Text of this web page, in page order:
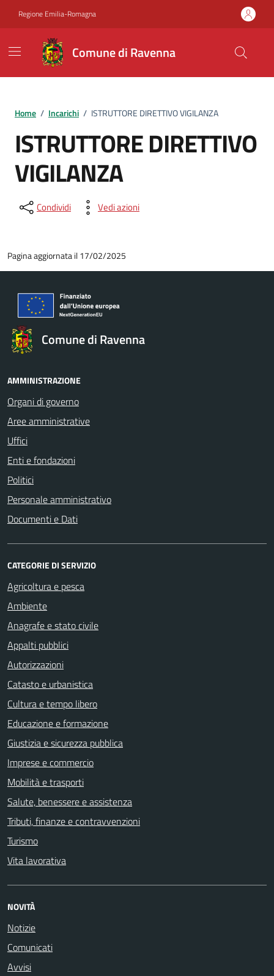
Regione Emilia-Romagna
Comune di Ravenna
Home / Incarichi / ISTRUTTORE DIRETTIVO VIGILANZA
ISTRUTTORE DIRETTIVO
VIGILANZA
Condividi Vedi azioni
Pagina aggiornata il 17/02/2025
Comune di Ravenna
AMMINISTRAZIONE
Organi di governo
Aree amministrative
Uffici
Enti e fondazioni
Politici
Personale amministrativo
Documenti e Dati
CATEGORIE DI SERVIZIO
Agricoltura e pesca
Ambiente
Anagrafe e stato civile
Appalti pubblici
Autorizzazioni
Catasto e urbanistica
Cultura e tempo libero
Educazione e formazione
Giustizia e sicurezza pubblica
Imprese e commercio
Mobilità e trasporti
Salute, benessere e assistenza
Tributi, finanze e contravvenzioni
Turismo
Vita lavorativa
NOVITÀ
Notizie
Comunicati
Avvisi